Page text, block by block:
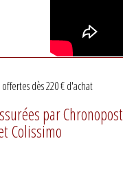
offertes dès 220 € d'achat
par Chronopost
Colissimo